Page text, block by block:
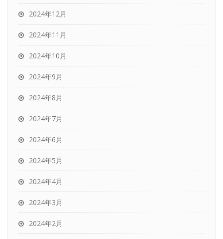
2024年12月
2024年11月
2024年10月
2024年9月
2024年8月
2024年7月
2024年6月
2024年5月
2024年4月
2024年3月
2024年2月